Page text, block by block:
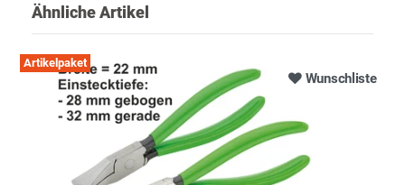
Ähnliche Artikel
Wunschliste
Artikelpaket